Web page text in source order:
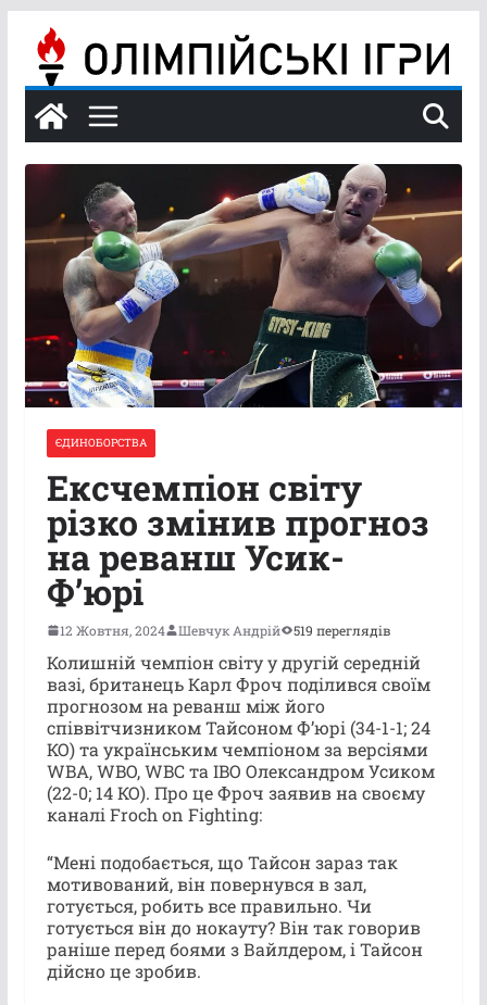
вмісту
ЄДИНОБОРСТВА
Ексчемпіон світу
різко змінив прогноз
на реванш Усик-
Ф’юрі
12 Жовтня, 2024 Шевчук Андрій 519 переглядів
Колишній чемпіон світу у другій середній
вазі, британець Карл Фроч поділився своїм
прогнозом на реванш між його
співвітчизником Тайсоном Ф’юрі (34-1-1; 24
КО) та українським чемпіоном за версіями
WBA, WBO, WBC та IBO Олександром Усиком
(22-0; 14 КО). Про це Фроч заявив на своєму
каналі Froch on Fighting:
“Мені подобається, що Тайсон зараз так
мотивований, він повернувся в зал,
готується, робить все правильно. Чи
готується він до нокауту? Він так говорив
раніше перед боями з Вайлдером, і Тайсон
дійсно це зробив.